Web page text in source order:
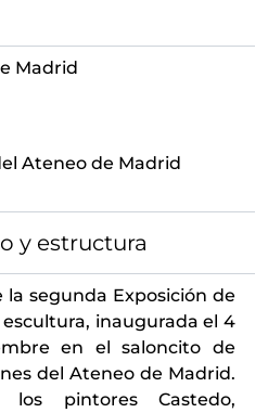
Madrid
Ateneo de Madrid
y estructura
la segunda Exposición de
inaugurada el 4
en el saloncito de
del Ateneo de Madrid.
los pintores Castedo,